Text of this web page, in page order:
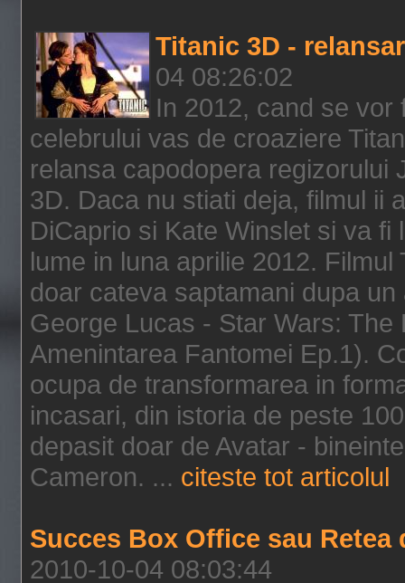
Titanic 3D -
04 08:26:02
In 2012, cand se
celebrului vas de croaziere
relansa capodopera regizorului
3D. Daca nu stiati deja, filmul ii
DiCaprio si Kate Winslet si va
lume in luna aprilie 2012.
doar cateva saptamani dupa
George Lucas - Star Wars:
Amenintarea Fantomei Ep.1).
ocupa de transformarea in
incasari, din istoria de peste
depasit doar de Avatar -
Cameron. ... citeste tot articolul
Succes Box Office sau Retea
2010-10-04 08:03:44